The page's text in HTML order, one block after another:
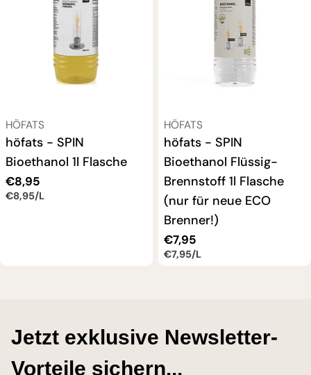
VERKÄUFER:
HÖFATS
höfats - SPIN
Bioethanol 1l Flasche
Regulärer
Preis
€8,95
EINZELPREIS
€8,95/PRO
L
VERKÄUFER:
HÖFATS
höfats - SPIN
Bioethanol Flüssig-
Brennstoff 1l Flasche
(nur für neue ECO
Brenner!)
Regulärer
Preis
€7,95
EINZELPREIS
€7,95/PRO
L
Jetzt exklusive Newsletter-
Vorteile sichern...